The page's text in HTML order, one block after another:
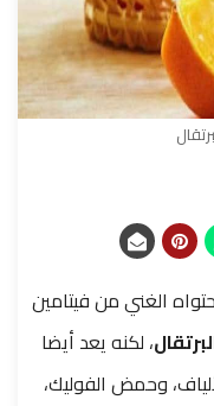
الغني من فيتامين
، لكنه يعد أيضا
وحمض الفوليك،